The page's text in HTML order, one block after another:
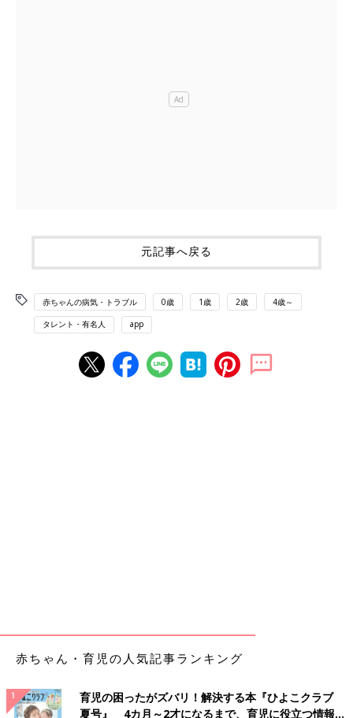
元記事へ戻る
赤ちゃんの病気・トラブル 0歳 1歳 2歳 4歳～
タレント・有名人 app
赤ちゃん・育児の人気記事ランキング
育児の困ったがズバリ！解決する本『ひよこクラブ
夏号』 4カ月～2才になるまで、育児に役立つ情報が